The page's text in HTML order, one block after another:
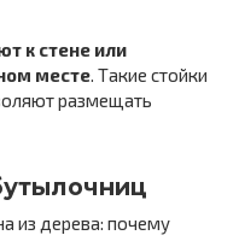
к стене или
месте. Такие стойки
размещать